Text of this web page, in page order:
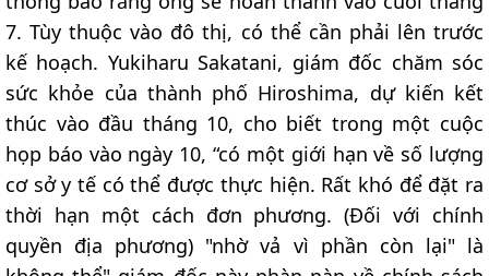
7. Tùy thuộc vào đô thị, có thể cần phải lên trước
kế hoạch. Yukiharu Sakatani, giám đốc chăm sóc
sức khỏe của thành phố Hiroshima, dự kiến kết
thúc vào đầu tháng 10, cho biết trong một cuộc
họp báo vào ngày 10, “có một giới hạn về số lượng
cơ sở y tế có thể được thực hiện. Rất khó để đặt ra
thời hạn một cách đơn phương. (Đối với chính
quyền địa phương) "nhờ vả vì phần còn lại" là